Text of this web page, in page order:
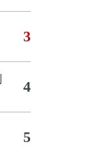
3
4
5